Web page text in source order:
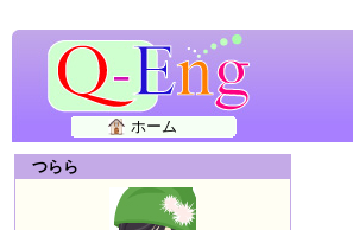
ホーム
つらら